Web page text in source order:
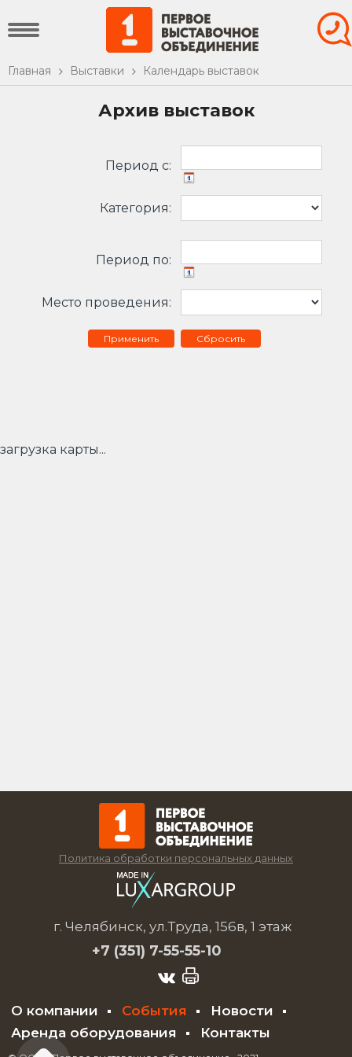
Главная Выставки Календарь выставок
Архив выставок
Период c:
Категория:
Период по:
Место проведения:
Сбросить
загрузка карты...
Политика обработки персональных данных
г. Челябинск, ул.Труда, 156в, 1 этаж
+7 (351) 7-55-55-10
О компании События
Новости
Аренда оборудования
Контакты